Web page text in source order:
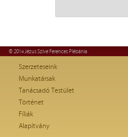
© 2014 Jézus Szíve Ferences Plébánia
Szerzeteseink
Munkatársak
Tanácsadó Testület
Történet
Fíliák
Alapítvány